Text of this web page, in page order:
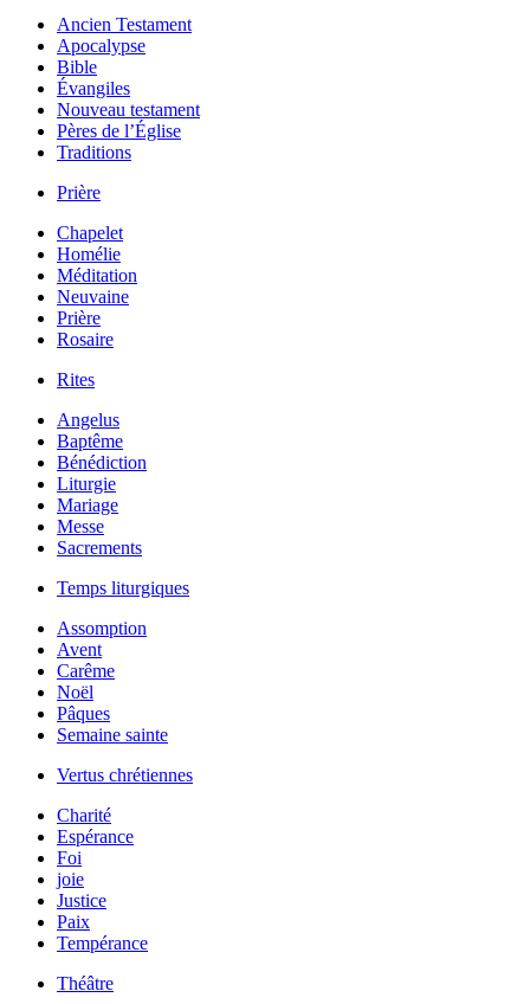
Ancien Testament
Apocalypse
Bible
Évangiles
Nouveau testament
Pères de l’Église
Traditions
Prière
Chapelet
Homélie
Méditation
Neuvaine
Prière
Rosaire
Rites
Angelus
Baptême
Bénédiction
Liturgie
Mariage
Messe
Sacrements
Temps liturgiques
Assomption
Avent
Carême
Noël
Pâques
Semaine sainte
Vertus chrétiennes
Charité
Espérance
Foi
joie
Justice
Paix
Tempérance
Théâtre